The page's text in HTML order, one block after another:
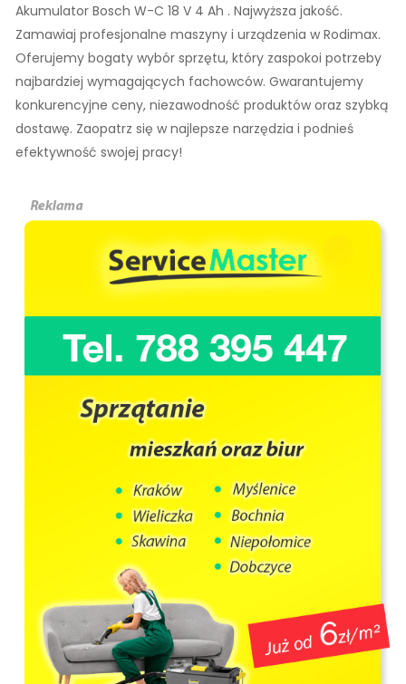
Akumulator Bosch W-C 18 V 4 Ah . Najwyższa jakość.
Zamawiaj profesjonalne maszyny i urządzenia w Rodimax.
Oferujemy bogaty wybór sprzętu, który zaspokoi potrzeby
najbardziej wymagających fachowców. Gwarantujemy
konkurencyjne ceny, niezawodność produktów oraz szybką
dostawę. Zaopatrz się w najlepsze narzędzia i podnieś
efektywność swojej pracy!